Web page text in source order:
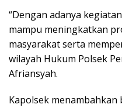
“Dengan adanya
mampu meningkatkan
masyarakat serta
wilayah Hukum Polsek
Afriansyah.
Kapolsek